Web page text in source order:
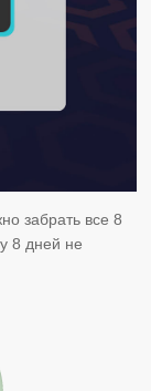
забрать все 8
8 дней не